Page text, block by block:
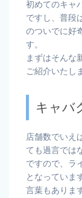
初めてのキャ
ですし、普段
のついでに好
す。
まずはそんな
ご紹介いたし
キャバ
店舗数でいえ
ても過言では
ですので、ラ
となっていま
言葉もありま